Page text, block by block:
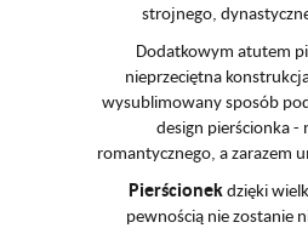
strojnego,
Dodatkowym atutem
nieprzeciętna
wysublimowany sposób
design pierścionka -
romantycznego, a zarazem
Pierścionekdzięki
pewnością nie zostanie